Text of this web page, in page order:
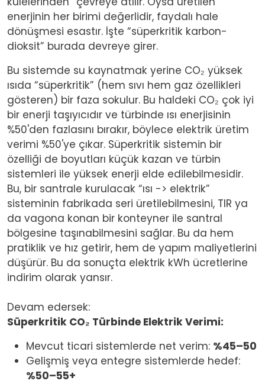
enerjinin her birimi değerlidir, faydalı hale
dönüşmesi esastır. İşte “süperkritik karbon-
dioksit” burada devreye girer.
Bu sistemde su kaynatmak yerine CO₂ yüksek
ısıda “süperkritik” (hem sıvı hem gaz özellikleri
gösteren) bir faza sokulur. Bu haldeki CO₂ çok iyi
bir enerji taşıyıcıdır ve türbinde ısı enerjisinin
%50'den fazlasını bırakır, böylece elektrik üretim
verimi %50'ye çıkar. Süperkritik sistemin bir
özelliği de boyutları küçük kazan ve türbin
sistemleri ile yüksek enerji elde edilebilmesidir.
Bu, bir santrale kurulacak “ısı -> elektrik”
sisteminin fabrikada seri üretilebilmesini, TIR ya
da vagona konan bir konteyner ile santral
bölgesine taşınabilmesini sağlar. Bu da hem
pratiklik ve hız getirir, hem de yapım maliyetlerini
düşürür. Bu da sonuçta elektrik kWh ücretlerine
indirim olarak yansır.
Devam edersek:
Süperkritik CO₂ Türbinde Elektrik Verimi:
Mevcut ticari sistemlerde net verim: %45–50
Gelişmiş veya entegre sistemlerde hedef:
%50–55+